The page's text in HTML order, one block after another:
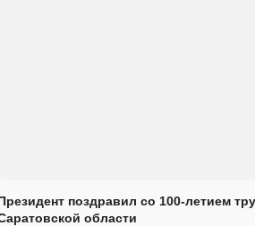
поздравил со 100-летием
области